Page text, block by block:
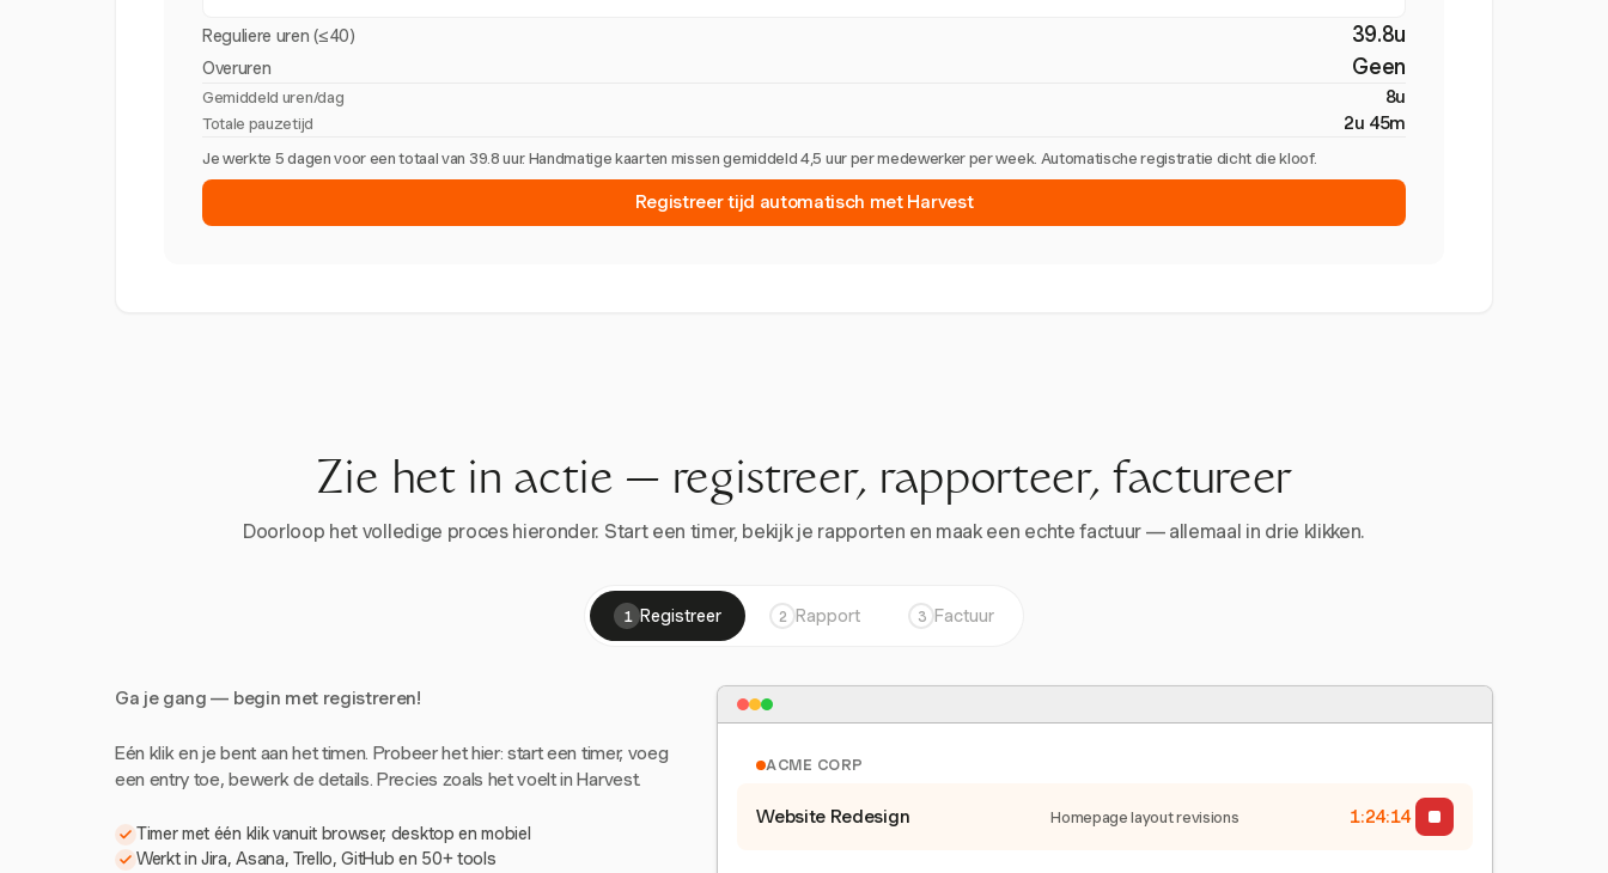
Reguliere uren (≤40) 39.8u
Overuren Geen
Gemiddeld uren/dag 8u
Totale pauzetijd 2u 45m
Je werkte 5 dagen voor een totaal van 39.8 uur. Handmatige kaarten missen gemiddeld 4,5 uur per medewerker per week. Automatische registratie dicht die kloof.
Registreer tijd automatisch met Harvest
Zie het in actie — registreer, rapporteer, factureer
Doorloop het volledige proces hieronder. Start een timer, bekijk je rapporten en maak een echte factuur — allemaal in drie klikken.
1 Registreer 2 Rapport 3 Factuur
Ga je gang — begin met registreren!
Eén klik en je bent aan het timen. Probeer het hier: start een timer, voeg
een entry toe, bewerk de details. Precies zoals het voelt in Harvest.
Timer met één klik vanuit browser, desktop en mobiel
Werkt in Jira, Asana, Trello, GitHub en 50+ tools
ACME CORP
Website Redesign Homepage layout revisions 1:24:15